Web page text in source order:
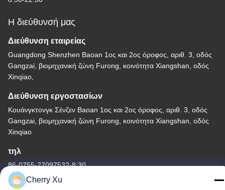
Η διεύθυνσή μας
Διεύθυνση εταιρείας
Guangdong Shenzhen Baoan 1ος και 2ος όροφος, αριθ. 3, οδός
Gangzai, βιομηχανική ζώνη Furong, κοινότητα Xiangshan, οδός
Xinqiao,
Διεύθυνση εργοστασίων
Κουάνγκτονγκ Σένζεν Baoan 1ος και 2ος όροφος, αριθ. 3, οδός
Gangzai, βιομηχανική ζώνη Furong, κοινότητα Xiangshan, οδός
Xinqiao
τηλ
86-0755-27097532-8:30
Cherry Xu